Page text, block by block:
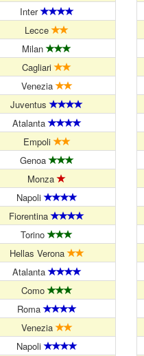
Inter
Lecce
Milan
Cagliari
Venezia
Juventus
Atalanta
Empoli
Genoa
Monza
Napoli
Fiorentina
Torino
Hellas Verona
Atalanta
Como
Roma
Venezia
Napoli